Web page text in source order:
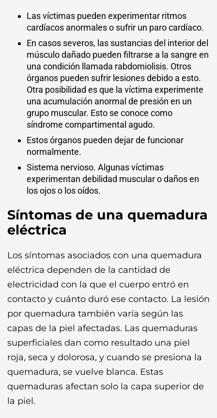
Las víctimas pueden experimentar ritmos
cardíacos anormales o sufrir un paro cardíaco.
En casos severos, las sustancias del interior del
músculo dañado pueden filtrarse a la sangre en
una condición llamada rabdomiolisis. Otros
órganos pueden sufrir lesiones debido a esto.
Otra posibilidad es que la víctima experimente
una acumulación anormal de presión en un
grupo muscular. Esto se conoce como
síndrome compartimental agudo.
Estos órganos pueden dejar de funcionar
normalmente.
Sistema nervioso. Algunas víctimas
experimentan debilidad muscular o daños en
los ojos o los oídos.
Síntomas de una quemadura
eléctrica
Los síntomas asociados con una quemadura
eléctrica dependen de la cantidad de
electricidad con la que el cuerpo entró en
contacto y cuánto duró ese contacto. La lesión
por quemadura también varía según las
capas de la piel afectadas. Las quemaduras
superficiales dan como resultado una piel
roja, seca y dolorosa, y cuando se presiona la
quemadura, se vuelve blanca. Estas
quemaduras afectan solo la capa superior de
la piel.